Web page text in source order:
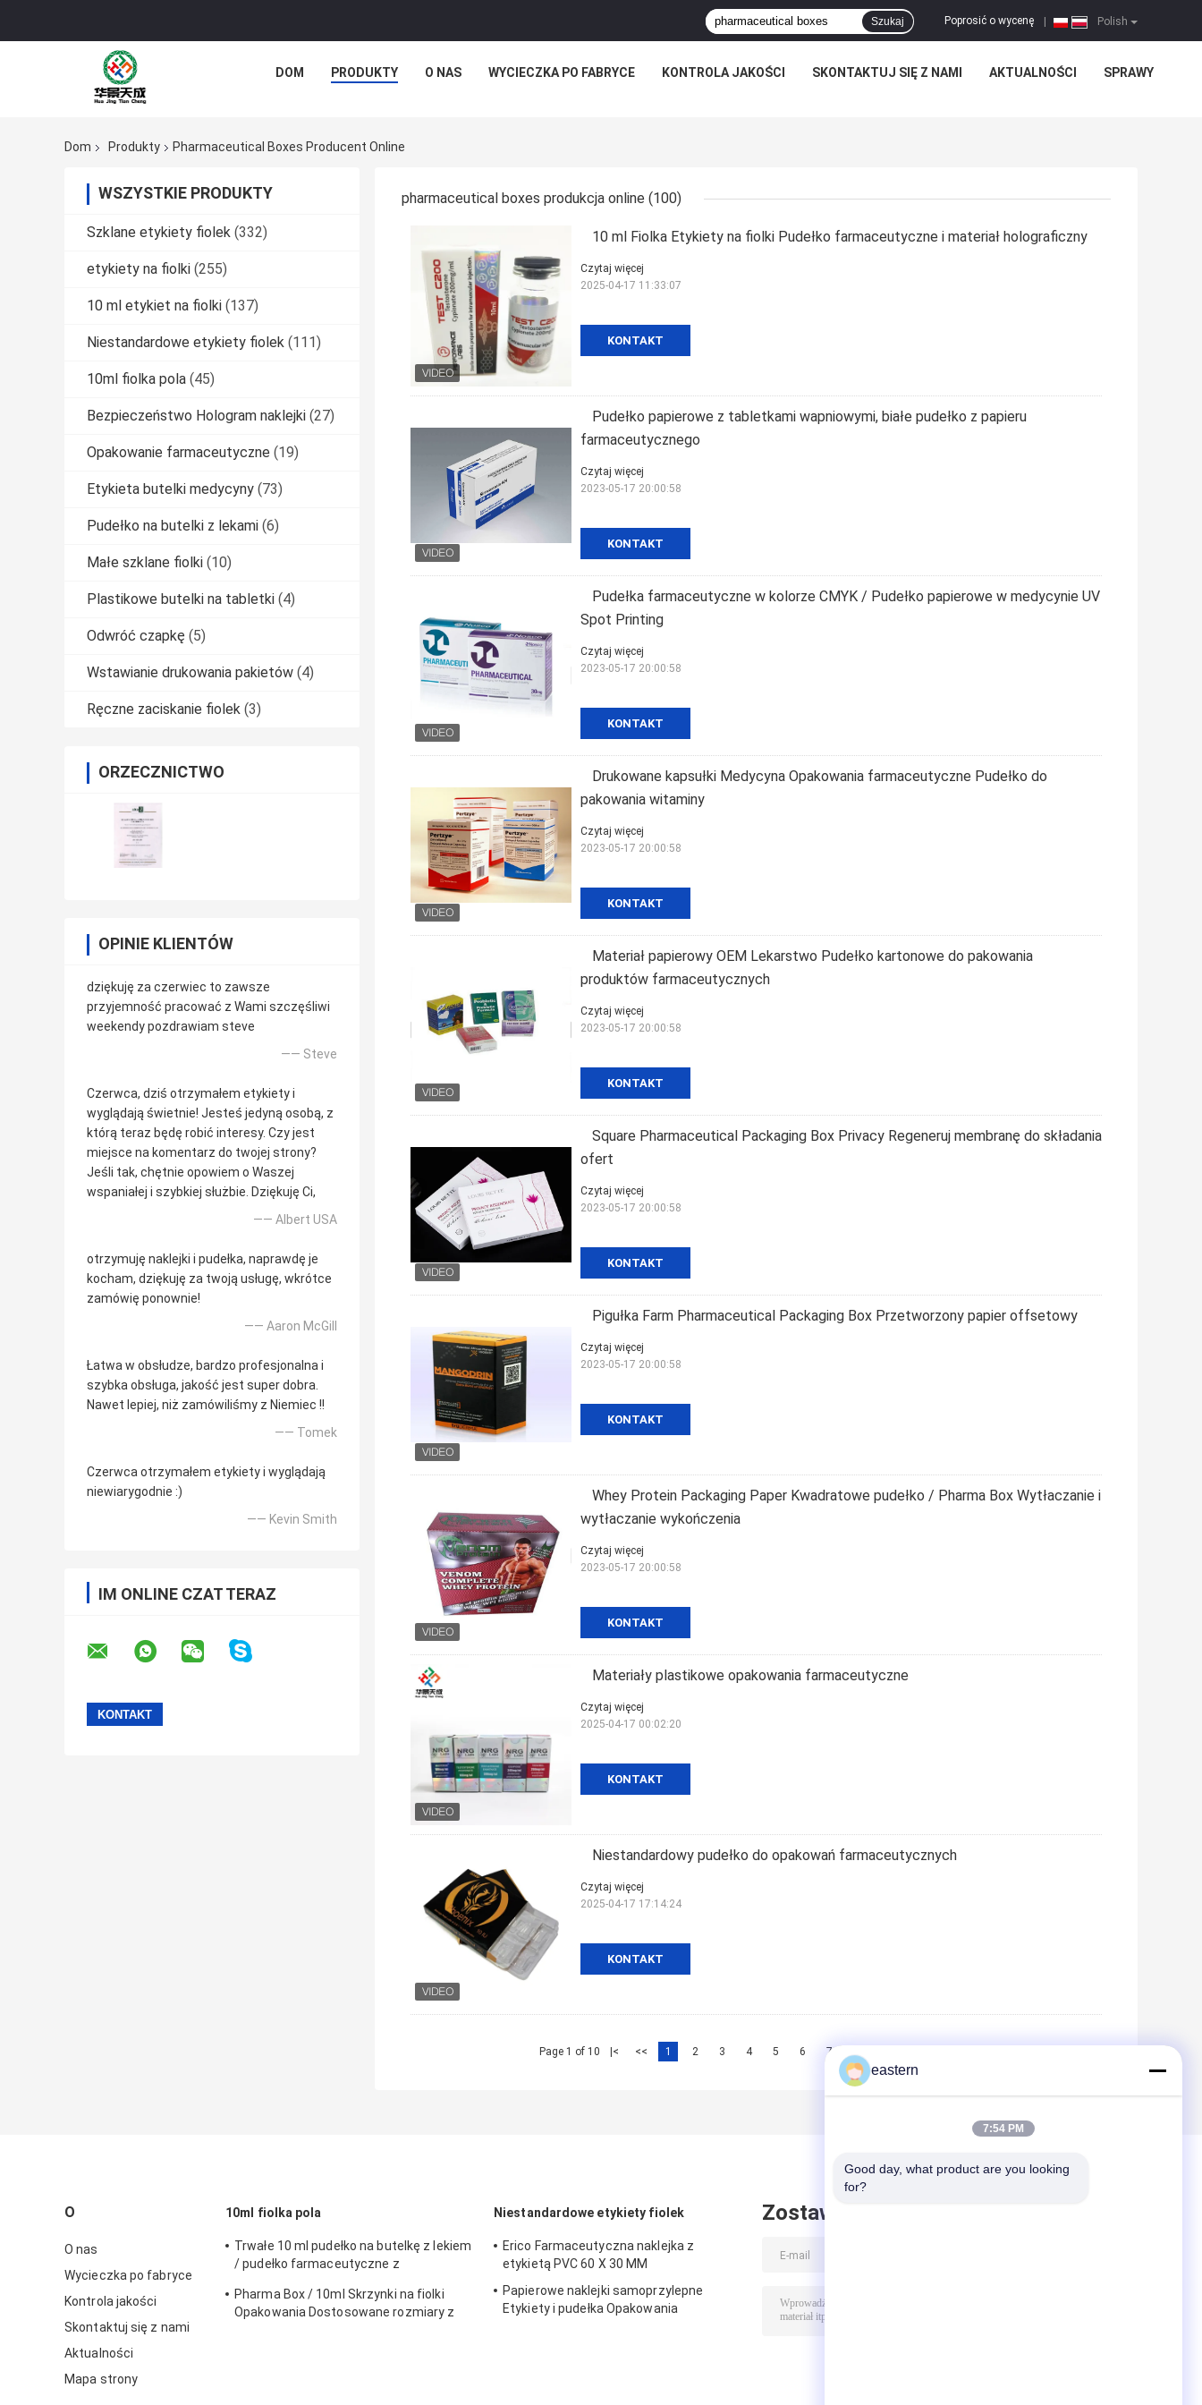
Polish
Poprosić o wycenę
Szukaj
DOM PRODUKTY O NAS WYCIECZKA PO FABRYCE KONTROLA JAKOŚCI SKONTAKTUJ SIĘ Z NAMI AKTUALNOŚCI SPRAWY
Dom Produkty Pharmaceutical Boxes Producent Online
WSZYSTKIE PRODUKTY
Szklane etykiety fiolek (332)
etykiety na fiolki (255)
10 ml etykiet na fiolki (137)
Niestandardowe etykiety fiolek (111)
10ml fiolka pola (45)
Bezpieczeństwo Hologram naklejki (27)
Opakowanie farmaceutyczne (19)
Etykieta butelki medycyny (73)
Pudełko na butelki z lekami (6)
Małe szklane fiolki (10)
Plastikowe butelki na tabletki (4)
Odwróć czapkę (5)
Wstawianie drukowania pakietów (4)
Ręczne zaciskanie fiolek (3)
ORZECZNICTWO
OPINIE KLIENTÓW
dziękuję za czerwiec to zawsze
przyjemność pracować z Wami szczęśliwi
weekendy pozdrawiam steve
—— Steve
Czerwca, dziś otrzymałem etykiety i
wyglądają świetnie! Jesteś jedyną osobą, z
którą teraz będę robić interesy. Czy jest
miejsce na komentarz do twojej strony?
Jeśli tak, chętnie opowiem o Waszej
wspaniałej i szybkiej służbie. Dziękuję Ci,
—— Albert USA
otrzymuję naklejki i pudełka, naprawdę je
kocham, dziękuję za twoją usługę, wkrótce
zamówię ponownie!
—— Aaron McGill
Łatwa w obsłudze, bardzo profesjonalna i
szybka obsługa, jakość jest super dobra.
Nawet lepiej, niż zamówiliśmy z Niemiec !!
—— Tomek
Czerwca otrzymałem etykiety i wyglądają
niewiarygodnie :)
—— Kevin Smith
IM ONLINE CZAT TERAZ
pharmaceutical boxes produkcja online (100)
10 ml Fiolka Etykiety na fiolki Pudełko farmaceutyczne i materiał holograficzny
KONTAKT
Czytaj więcej
2025-04-17 11:33:07
Pudełko papierowe z tabletkami wapniowymi, białe pudełko z papieru
farmaceutycznego
KONTAKT
Czytaj więcej
2023-05-17 20:00:58
Pudełka farmaceutyczne w kolorze CMYK / Pudełko papierowe w medycynie UV
Spot Printing
KONTAKT
Czytaj więcej
2023-05-17 20:00:58
Drukowane kapsułki Medycyna Opakowania farmaceutyczne Pudełko do
pakowania witaminy
KONTAKT
Czytaj więcej
2023-05-17 20:00:58
Materiał papierowy OEM Lekarstwo Pudełko kartonowe do pakowania
produktów farmaceutycznych
KONTAKT
Czytaj więcej
2023-05-17 20:00:58
Square Pharmaceutical Packaging Box Privacy Regeneruj membranę do składania
ofert
KONTAKT
Czytaj więcej
2023-05-17 20:00:58
Pigułka Farm Pharmaceutical Packaging Box Przetworzony papier offsetowy
KONTAKT
Czytaj więcej
2023-05-17 20:00:58
Whey Protein Packaging Paper Kwadratowe pudełko / Pharma Box Wytłaczanie i
wytłaczanie wykończenia
KONTAKT
Czytaj więcej
2023-05-17 20:00:58
Materiały plastikowe opakowania farmaceutyczne
KONTAKT
Czytaj więcej
2025-04-17 00:02:20
Niestandardowy pudełko do opakowań farmaceutycznych
KONTAKT
Czytaj więcej
2025-04-17 17:14:24
Page 1 of 10 |< << 1 2 3 4 5 6 7
O
O nas
Wycieczka po fabryce
Kontrola jakości
Skontaktuj się z nami
Aktualności
Mapa strony
10ml fiolka pola
Trwałe 10 ml pudełko na butelkę z lekiem
/ pudełko farmaceutyczne z
Pharma Box / 10ml Skrzynki na fiolki
Opakowania Dostosowane rozmiary z
Niestandardowe etykiety fiolek
Erico Farmaceutyczna naklejka z
etykietą PVC 60 X 30 MM
Papierowe naklejki samoprzylepne
Etykiety i pudełka Opakowania
Zostaw wiadomość
eastern
7:54 PM
Good day, what product are you looking
for?